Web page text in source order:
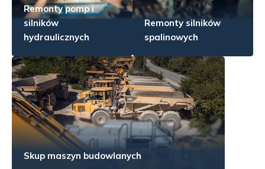
Remonty pomp i
silników
hydraulicznych
Remonty silników
spalinowych
Skup maszyn budowlanych